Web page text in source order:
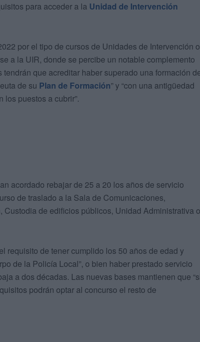
para acceder a la Unidad de Intervención
por el tipo de cursos de Unidades de Intervención o
a la UIR, donde se percibe un notable complemento
que acreditar haber superado una formación
de su Plan de Formación” y “con una antigüedad
los puestos a cubrir”.
acordado rebajar de 25 a 20 los años de servicio
de traslado a la Sala de Comunicaciones,
de edificios públicos, Unidad Administrativa o
requisito de tener cumplido los 50 años de edad y
de la Policía Local”, o bien haber prestado servicio
a dos décadas. Las nuevas bases mantienen que
podrán optar al concurso el resto de